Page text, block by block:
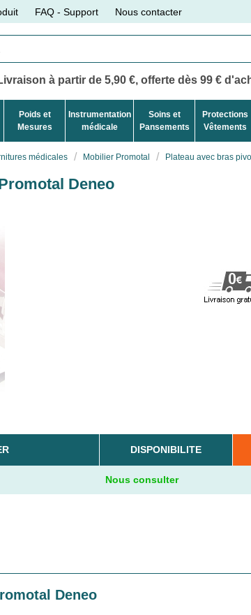
FAQ - Support Nous contacter
à partir de 5,90 €, offerte dès 99 €
Poids et
Mesures
Instrumentation
médicale
Soins et
Pansements
Protections
Vêtements
médicales Mobilier Promotal Plateau avec bras
Deneo
DISPONIBILITE
Nous consulter
Deneo